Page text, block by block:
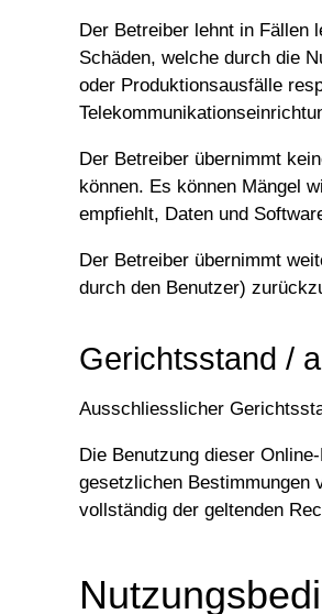
Der Betreiber lehnt in Fällen
Schäden, welche durch die
oder Produktionsausfälle
Der Betreiber übernimmt
können. Es können Mängel
empfiehlt, Daten und
Der Betreiber übernimmt
durch den Benutzer)
Gerichtsstand /
Ausschliesslicher
Die Benutzung dieser
gesetzlichen Bestimmungen
vollständig der geltenden